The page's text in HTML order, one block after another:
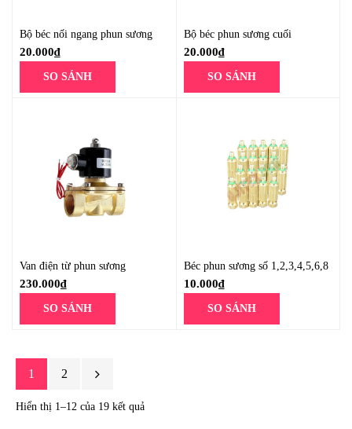
Bộ béc nối ngang phun sương
20.000₫
SO SÁNH
Bộ béc phun sương cuối
20.000₫
SO SÁNH
Van điện từ phun sương
230.000₫
SO SÁNH
Béc phun sương số 1,2,3,4,5,6,8
10.000₫
SO SÁNH
1 2
Hiển thị 1–12 của 19 kết quả